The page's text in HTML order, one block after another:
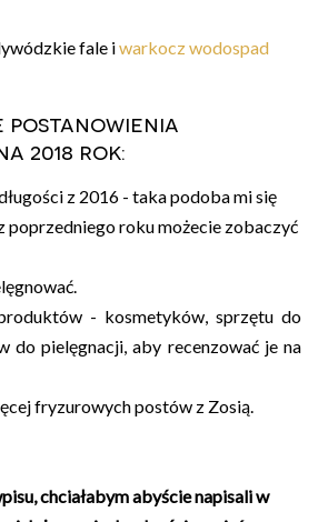
fale iwarkocz wodospad
postanowienia
2018 rok:
z 2016 - taka podoba mi się
poprzedniego roku możecie zobaczyć
- kosmetyków, sprzętu do
do pielęgnacji, aby recenzować je na
fryzurowych postów z Zosią.
chciałabym abyście napisali w